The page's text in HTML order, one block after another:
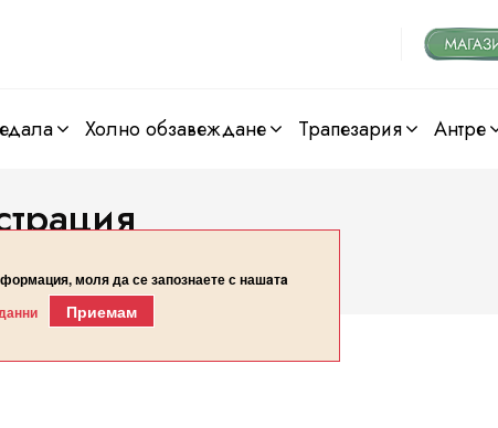
холно обзавеждане трапезария антре
моля да се запознаете с нашaтa
Приемам